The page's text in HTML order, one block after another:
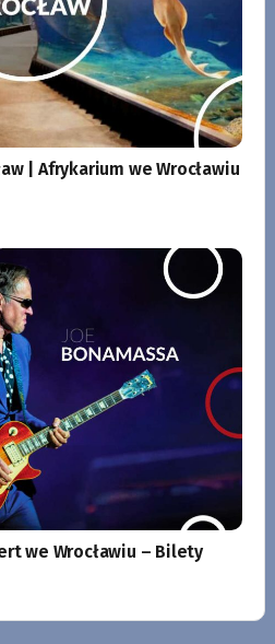
| Afrykarium we Wrocławiu
we Wrocławiu – Bilety